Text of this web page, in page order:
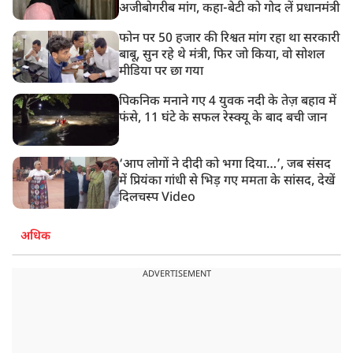
अजीबोगरीब मांग, कहा-बेटी को गोद लें प्रधानमंत्री
फोन पर 50 हजार की रिश्वत मांग रहा था सरकारी
बाबू, सुन रहे थे मंत्री, फिर जो किया, वो सोशल
मीडिया पर छा गया
पिकनिक मनाने गए 4 युवक नदी के तेज़ बहाव में
फंसे, 11 घंटे के सफल रेस्क्यू के बाद बची जान
‘आप लोगों ने दीदी को भगा दिया…’, जब संसद
में प्रियंका गांधी से भिड़ गए ममता के सांसद, देखें
दिलचस्प Video
अधिक
ADVERTISEMENT